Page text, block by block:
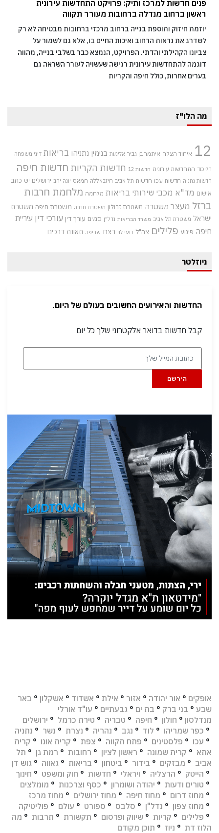
פנים חדשות למרכז ותיק: פרויקט התחדשות עירונית
ראשון ברחוב מנדלה ברחובות מעורר תקווה
יוזמת חיזוק ותוספת בנייה ברחוב מרכזי ברחובות מבטיחה לא רק
לשדרג את נראות הרחוב ואיכות החיים בו, אלא גם לשמור על
צביונו הקהילתי והדתי. הפרויקט, הנמצא כבר בשלבי בנייה, מהווה
דוגמה להתחדשות עירונית רגישה שעשויה לעורר השראה גם
בערים אחרות, כולל חיפה והקריות
מה הלו"ז
12 איחוד הצלה איתמר בן גביר אלימות בנימין נתניהו בריאות דיני משפחה
הליכוד התחדשות עירונית חדשות 12 חדשות הקריות חדשות חיפה
חדשות נתניה חדשות עכו חדשות תל אביב חיזבאללה חמאס יונה יהב ירושלים יש כתב
אישום מד"א מכבי שירותי בריאות מלחמה מלחמת חרבות
ברזל מעצר משטרה משטרת זבולון משטרת חדרה משטרת חיפה משטרת
ישראל משטרת תל אביב משרד הבריאות נדל"ן סמים עורך דין עורכי דין עיריית
חיפה פיגוע פלילים צה"ל רועי לוי רצח שריפה תאונת דרכים
ניוזלטר
החדשות והאירועים החשובים בעולם של היום.
קבל חדשות בדואר אלקטרוני שלך כל יום
הירשם
אופקים ° אור יהודה ° אזור ° אילת ° אשדוד ° אשקלון ° באר
שבע ° בני ברק ° בת ים ° גבעתיים ° עו"ד אורלי
מנדלסון ° חולון ° חיפה ° טבריה ° טירת כרמל ° ירושלים
° כפר שמריהו ° לוד ° נגב ° נהריה ° נצרת ° נשר ° נתניה
° עכו ° פלסטינים ° פתח תקווה ° צפת ° קרית אונו ° קרית
אתא ° קרית שמונה ° ראשון לציון ° רחובות ° רמת גן ° תל
אביב ° מבזקים ° בידור ° ביטחון ° בריאות ° גאווה ° גוש דן
° הייטק ° הרצליה ° ויראלי ° חדשות ° חוק ומשפט ° חינוך
° טורים ודעות ° יהודה ושומרון ° כסף וצרכנות ° מומלצים
° מחוז דרום ° מחוז חיפה ° מחוז ירושלים ° מחוז מרכז
° מחוז צפון ° נדל"ן ° סלבס ° ספורט ° עולם ° פוליטיקה
° פלילים ° קריות ° שיווק ופרסום ° תקשורת ° תרבות ° מה
הלוז דת ° ניוז ° תוכן מקודם